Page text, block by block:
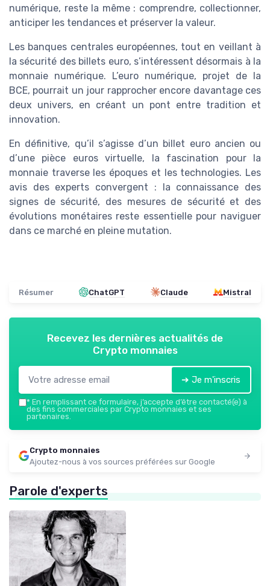
numérique, reste la même : comprendre, collectionner,
anticiper les tendances et préserver la valeur.
Les banques centrales européennes, tout en veillant à
la sécurité des billets euro, s’intéressent désormais à la
monnaie numérique. L’euro numérique, projet de la
BCE, pourrait un jour rapprocher encore davantage ces
deux univers, en créant un pont entre tradition et
innovation.
En définitive, qu’il s’agisse d’un billet euro ancien ou
d’une pièce euros virtuelle, la fascination pour la
monnaie traverse les époques et les technologies. Les
avis des experts convergent : la connaissance des
signes de sécurité, des mesures de sécurité et des
évolutions monétaires reste essentielle pour naviguer
dans ce marché en pleine mutation.
Résumer ChatGPT Claude Mistral
Recevez les dernières actualités de
Crypto monnaies
➔ Je m'inscris
* En remplissant ce formulaire, j’accepte d’être contacté(e) à
des fins commerciales par Crypto monnaies et ses
partenaires.
Crypto monnaies
Ajoutez-nous à vos sources préférées sur Google
Parole d'experts